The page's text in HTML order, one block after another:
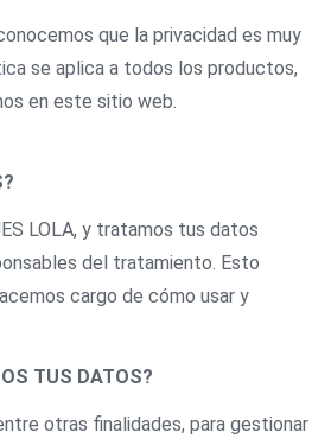
que la privacidad es muy
se aplica a todos los productos,
en este sitio web.
LOLA, y tratamos tus datos
del tratamiento. Esto
cargo de cómo usar y
TUS DATOS?
otras finalidades, para gestionar